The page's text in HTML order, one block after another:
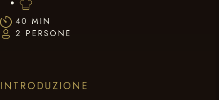
40 MIN
2 PERSONE
INTRODUZIONE